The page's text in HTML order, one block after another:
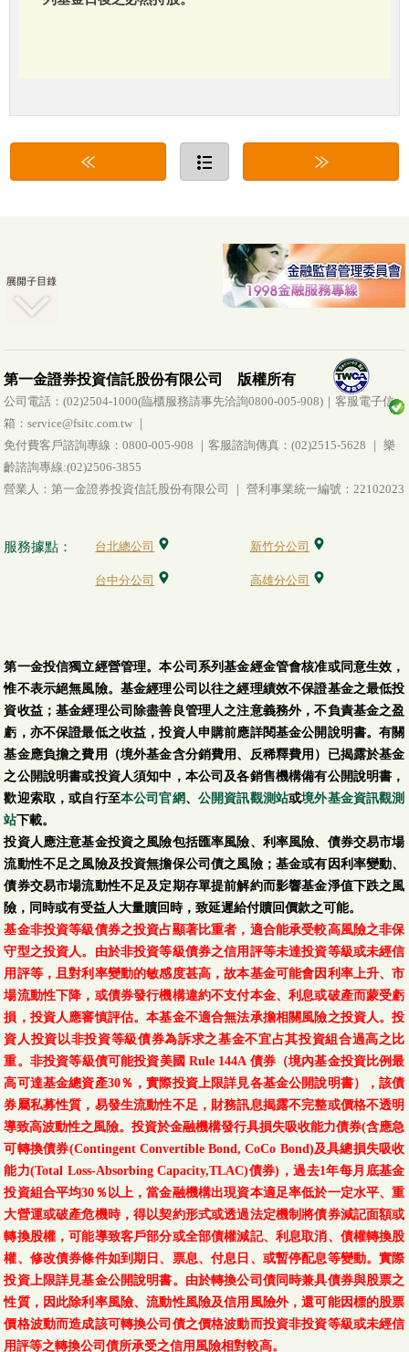
第一金證券投資信託股份有限公司 版權所有
公司電話：(02)2504-1000(臨櫃服務請事先洽詢0800-005-908)｜客服電子信
箱：service@fsitc.com.tw ｜
免付費客戶諮詢專線：0800-005-908 ｜客服諮詢傳真：(02)2515-5628 ｜ 樂
齡諮詢專線:(02)2506-3855
營業人：第一金證券投資信託股份有限公司 ｜ 營利事業統一編號：22102023
服務據點： 台北總公司 新竹分公司
台中分公司 高雄分公司
第一金投信獨立經營管理。本公司系列基金經金管會核准或同意生效，
惟不表示絕無風險。基金經理公司以往之經理績效不保證基金之最低投
資收益；基金經理公司除盡善良管理人之注意義務外，不負責基金之盈
虧，亦不保證最低之收益，投資人申購前應詳閱基金公開說明書。有關
基金應負擔之費用（境外基金含分銷費用、反稀釋費用）已揭露於基金
之公開說明書或投資人須知中，本公司及各銷售機構備有公開說明書，
歡迎索取，或自行至本公司官網、 公開資訊觀測站或境外基金資訊觀測
站下載。
投資人應注意基金投資之風險包括匯率風險、利率風險、債券交易市場
流動性不足之風險及投資無擔保公司債之風險；基金或有因利率變動、
債券交易市場流動性不足及定期存單提前解約而影響基金淨值下跌之風
險，同時或有受益人大量贖回時，致延遲給付贖回價款之可能。
基金非投資等級債券之投資占顯著比重者，適合能承受較高風險之非保
守型之投資人。由於非投資等級債券之信用評等未達投資等級或未經信
用評等，且對利率變動的敏感度甚高，故本基金可能會因利率上升、市
場流動性下降，或債券發行機構違約不支付本金、利息或破產而蒙受虧
損，投資人應審慎評估。本基金不適合無法承擔相關風險之投資人。投
資人投資以非投資等級債券為訴求之基金不宜占其投資組合過高之比
重。非投資等級債可能投資美國 Rule 144A 債券（境內基金投資比例最
高可達基金總資產30％，實際投資上限詳見各基金公開說明書），該債
券屬私募性質，易發生流動性不足，財務訊息揭露不完整或價格不透明
導致高波動性之風險。投資於金融機構發行具損失吸收能力債券(含應急
可轉換債券(Contingent Convertible Bond, CoCo Bond)及具總損失吸收
能力(Total Loss-Absorbing Capacity,TLAC)債券)，過去1年每月底基金
投資組合平均30％以上，當金融機構出現資本適足率低於一定水平、重
大營運或破產危機時，得以契約形式或透過法定機制將債券減記面額或
轉換股權，可能導致客戶部分或全部債權減記、利息取消、債權轉換股
權、修改債券條件如到期日、票息、付息日、或暫停配息等變動。實際
投資上限詳見基金公開說明書。由於轉換公司債同時兼具債券與股票之
性質，因此除利率風險、流動性風險及信用風險外，還可能因標的股票
價格波動而造成該可轉換公司債之價格波動而投資非投資等級或未經信
用評等之轉換公司債所承受之信用風險相對較高。